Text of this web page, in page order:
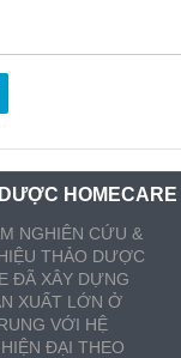
HOMECARE
NGHIÊN CỨU &
THẢO DƯỢC
ĐÃ XÂY DỰNG
XUẤT LỚN Ở
VỚI HỆ
ĐẠI THEO